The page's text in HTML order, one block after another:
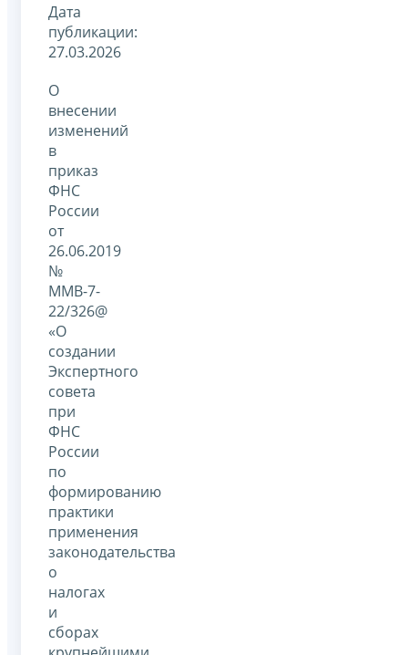
Дата
публикации:
27.03.2026
О
внесении
изменений
в
приказ
ФНС
России
от
26.06.2019
№
ММВ-7-
22/326@
«О
создании
Экспертного
совета
при
ФНС
России
по
формированию
практики
применения
законодательства
о
налогах
и
сборах